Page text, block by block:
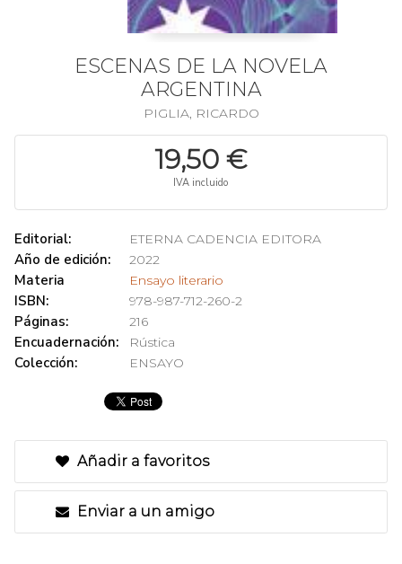
ESCENAS DE LA NOVELA
ARGENTINA
PIGLIA, RICARDO
19,50 €
IVA incluido
Editorial: ETERNA CADENCIA EDITORA
Año de edición: 2022
Materia Ensayo literario
ISBN: 978-987-712-260-2
Páginas: 216
Encuadernación: Rústica
Colección: ENSAYO
Añadir a favoritos
Enviar a un amigo